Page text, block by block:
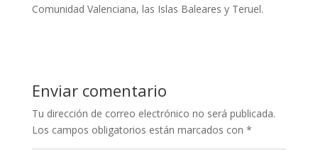
Comunidad Valenciana, las Islas Baleares y Teruel.
Enviar comentario
Tu dirección de correo electrónico no será publicada.
Los campos obligatorios están marcados con *